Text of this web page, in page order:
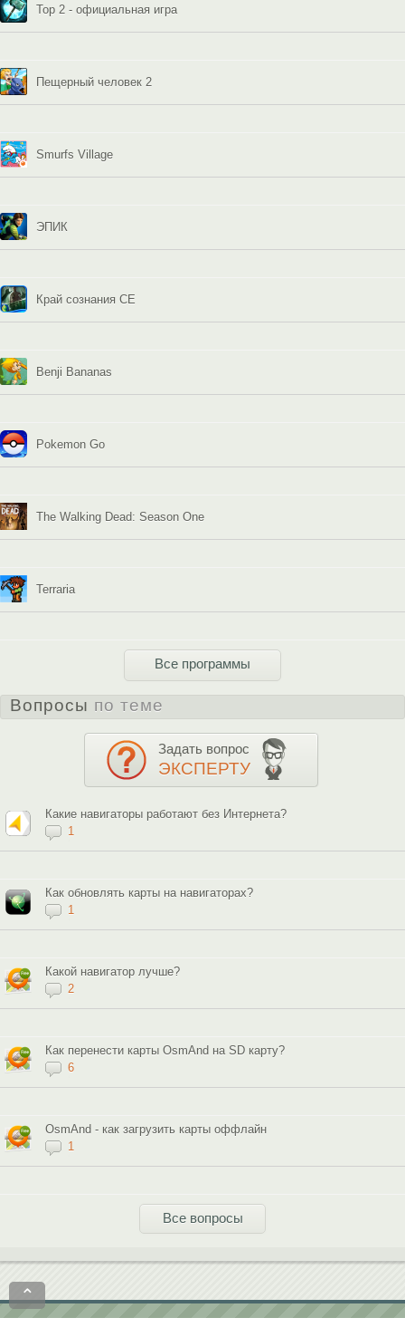
Тор 2 - официальная игра
Пещерный человек 2
Smurfs Village
ЭПИК
Край сознания CE
Benji Bananas
Pokemon Go
The Walking Dead: Season One
Terraria
Все программы
Вопросы по теме
Задать вопрос
ЭКСПЕРТУ
Какие навигаторы работают без Интернета?
1
Как обновлять карты на навигаторах?
1
Какой навигатор лучше?
2
Как перенести карты OsmAnd на SD карту?
6
OsmAnd - как загрузить карты оффлайн
1
Все вопросы
⌃